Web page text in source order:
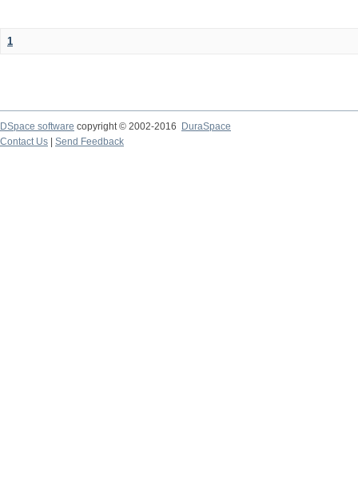
1
DSpace software copyright © 2002-2016
DuraSpace
Contact Us
Send Feedback